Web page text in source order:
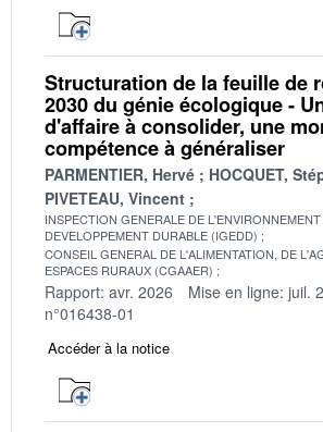
Structuration de la feuille de
2030 du génie écologique -
d'affaire à consolider, une
compétence à généraliser
PARMENTIER, Hervé
HOCQUET,
PIVETEAU, Vincent
INSPECTION GENERALE DE
DEVELOPPEMENT DURABLE (IGEDD)
CONSEIL GENERAL DE L'ALIMENTATION, DE
ESPACES RURAUX (CGAAER)
Rapport: avr. 2026 Mise en ligne: juil.
n°016438-01
Accéder à la notice